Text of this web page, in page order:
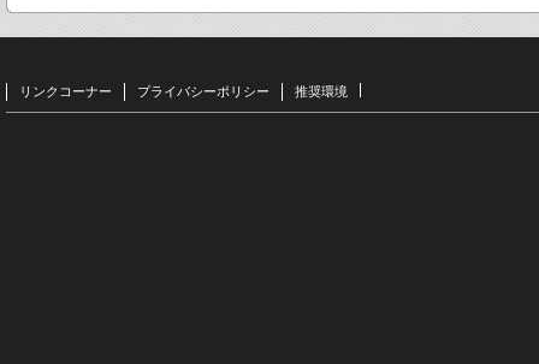
リンクコーナー プライバシーポリシー 推奨環境